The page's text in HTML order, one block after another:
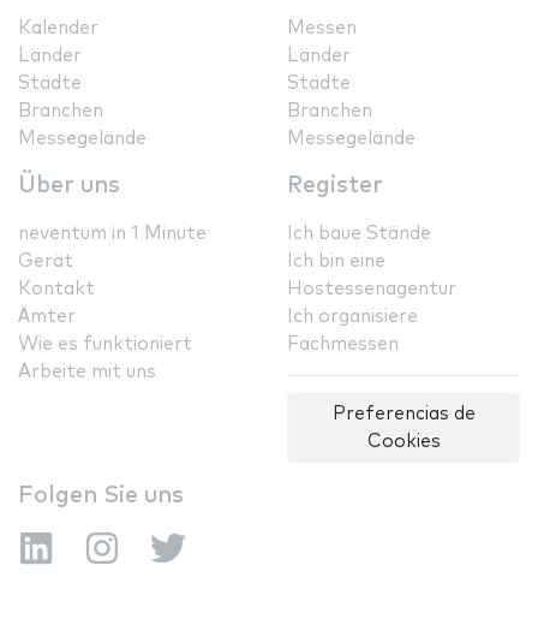
Kalender
Länder
Städte
Branchen
Messegelände
Messen
Länder
Städte
Branchen
Messegelände
Über uns
neventum in 1 Minute
Gerät
Kontakt
Ämter
Wie es funktioniert
Arbeite mit uns
Register
Ich baue Stände
Ich bin eine
Hostessenagentur
Ich organisiere
Fachmessen
Preferencias de
Cookies
Folgen Sie uns